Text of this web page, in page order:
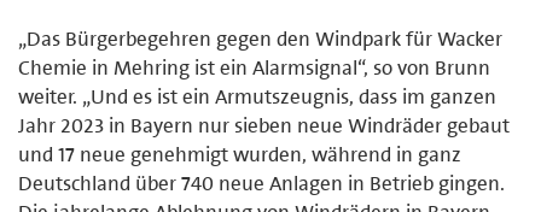
„Das Bürgerbegehren gegen den Windpark für Wacker
Chemie in Mehring ist ein Alarmsignal“, so von Brunn
weiter. „Und es ist ein Armutszeugnis, dass im ganzen
Jahr 2023 in Bayern nur sieben neue Windräder gebaut
und 17 neue genehmigt wurden, während in ganz
Deutschland über 740 neue Anlagen in Betrieb gingen.